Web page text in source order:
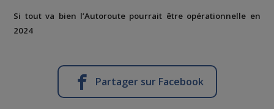
Si tout va bien l’Autoroute pourrait être opérationnelle en
2024
Partager sur Facebook